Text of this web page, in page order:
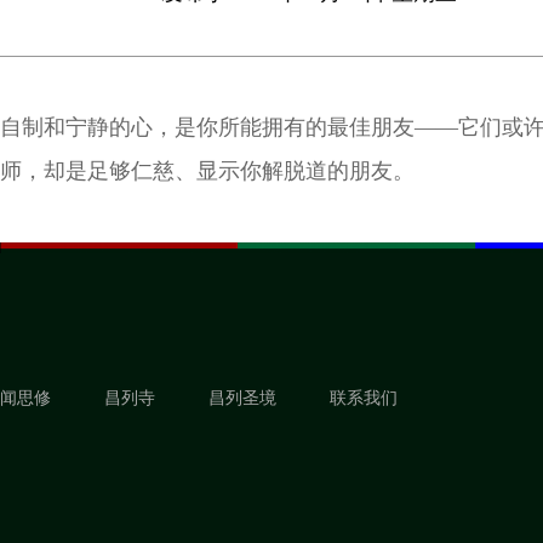
自制和宁静的心，是你所能拥有的最佳朋友——它们或
师，却是足够仁慈、显示你解脱道的朋友。
闻思修 昌列寺 昌列圣境 联系我们